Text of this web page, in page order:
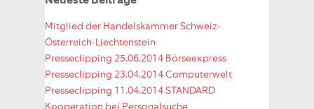
Mitglied der Handelskammer Schweiz-
Österreich-Liechtenstein
Presseclipping 25.06.2014 Börseexpress
Presseclipping 23.04.2014 Computerwelt
Presseclipping 11.04.2014 STANDARD
Kooperation bei Personalsuche